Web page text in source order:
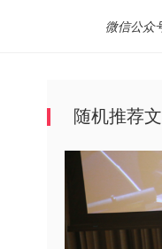
微信公众
随机推荐